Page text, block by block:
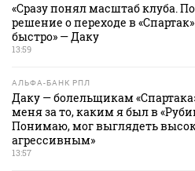
«Сразу понял масштаб клуба.
решение о переходе в
быстро» — Даку
13:59
АЛЬФА-БАНК РПЛ
Даку — болельщикам
меня за то, каким я был в
Понимаю, мог выглядеть
агрессивным»
13:57